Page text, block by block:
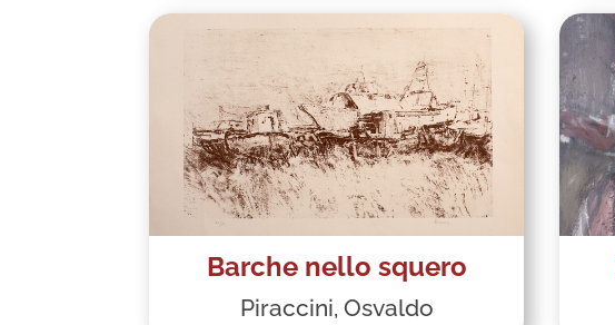
Barche nello squero
Piraccini, Osvaldo